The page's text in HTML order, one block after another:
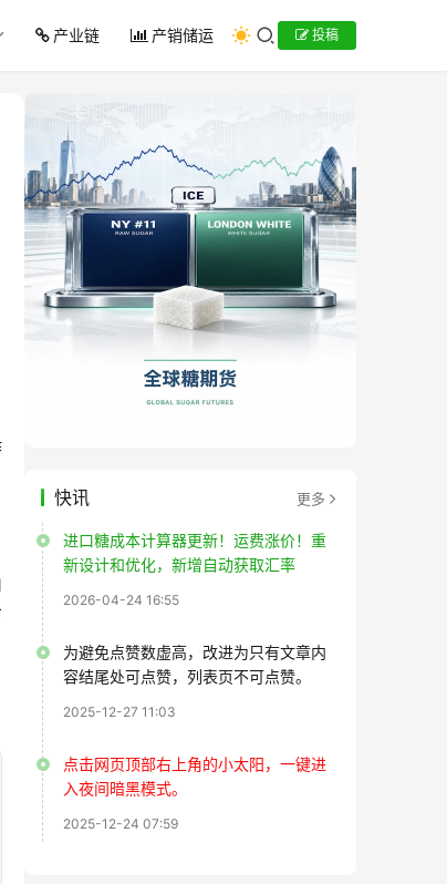
产业链 产销储运 投稿
快讯 更多
进口糖成本计算器更新！运费涨价！重
新设计和优化，新增自动获取汇率
2026-04-24 16:55
为避免点赞数虚高，改进为只有文章内
容结尾处可点赞，列表页不可点赞。
2025-12-27 11:03
点击网页顶部右上角的小太阳，一键进
入夜间暗黑模式。
2025-12-24 07:59